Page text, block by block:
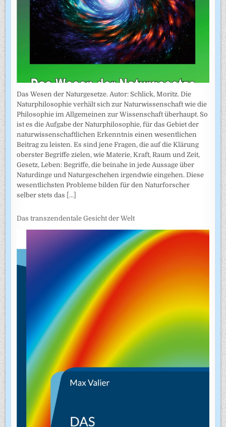
Das Wesen der Naturgesetze. Autor: Schlick, Moritz. Die
Naturphilosophie verhält sich zur Naturwissenschaft wie die
Philosophie im Allgemeinen zur Wissenschaft überhaupt. So
ist es die Aufgabe der Naturphilosophie, für das Gebiet der
naturwissenschaftlichen Erkenntnis einen wesentlichen
Beitrag zu leisten. Es sind jene Fragen, die auf die Klärung
oberster Begriffe zielen, wie Materie, Kraft, Raum und Zeit,
Gesetz, Leben: Begriffe, die beinahe in jede Aussage über
Naturdinge und Naturgeschehen irgendwie eingehen. Diese
wesentlichsten Probleme bilden für den Naturforscher
selber stets das [...]
Das transzendentale Gesicht der Welt